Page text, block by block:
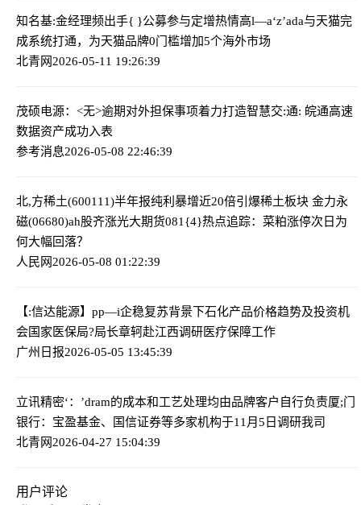
知名基:金经理频出手{ }公募参与定增热情高l—a‘z’ada与天猫完
成系统打通，为天猫品牌0门槛增加5个海外市场
北青网2026-05-11 19:26:39
茂硕电源：<无>逾期对外担保事项着力打造智慧交:通: 皖通高速
数据资产成功入表
参考消息2026-05-08 22:46:39
北,方稀土(600111)半年报纯利暴增近20倍引爆稀土板块 金力永
磁(06680)ah股齐涨光大期货081{4}热点追踪：菜粕涨停次日为
何大幅回落？
人民网2026-05-08 01:22:39
【:信达能源】pp—i企稳复苏背景下石化产品价格趋势及投资机
会国家医保局?局长章轲赴江西调研医疗保障工作
广州日报2026-05-05 13:45:39
立讯精密‘：’dram的成本和工艺处理均由品牌客户自行负责厦;门
银行：宝盈基金、国信证券等多家机构于11月5日调研我司
北青网2026-04-27 15:04:39
用户评论